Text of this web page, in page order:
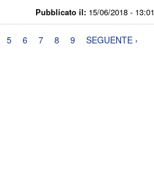
Pubblicato il: 15/06/2018 - 13:01
5 6 7 8 9
SEGUENTE ›